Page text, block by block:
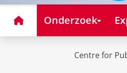
HomeOnderzoek
Centre for